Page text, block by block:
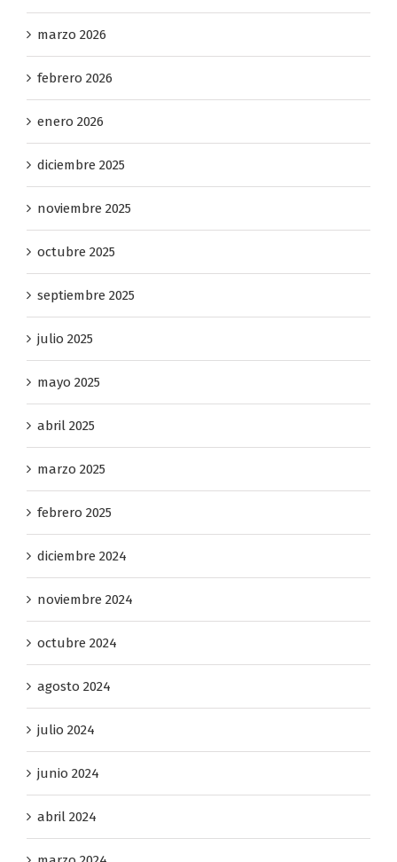
abril 2026
marzo 2026
febrero 2026
enero 2026
diciembre 2025
noviembre 2025
octubre 2025
septiembre 2025
julio 2025
mayo 2025
abril 2025
marzo 2025
febrero 2025
diciembre 2024
noviembre 2024
octubre 2024
agosto 2024
julio 2024
junio 2024
abril 2024